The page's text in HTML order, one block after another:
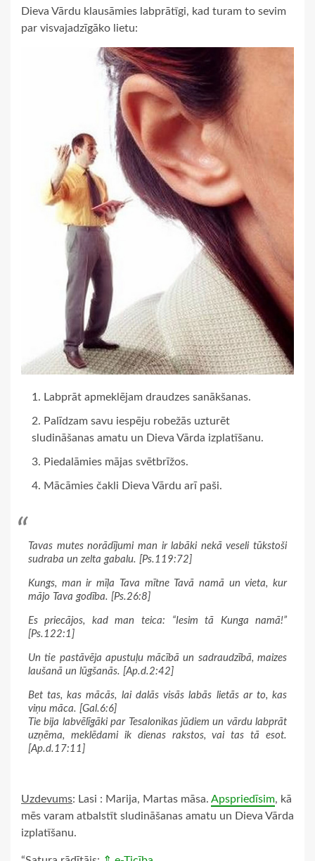
Dieva Vārdu klausāmies labprātīgi, kad turam to sevim
par visvajadzīgāko lietu:
Labprāt apmeklējam draudzes sanākšanas.
Palīdzam savu iespēju robežās uzturēt
sludināšanas amatu un Dieva Vārda izplatīšanu.
Piedalāmies mājas svētbrīžos.
Mācāmies čakli Dieva Vārdu arī paši.
Tavas mutes norādījumi man ir labāki nekā veseli tūkstoši
sudraba un zelta gabalu. [Ps.119:72]
Kungs, man ir mīļa Tava mītne Tavā namā un vieta, kur
mājo Tava godība. [Ps.26:8]
Es priecājos, kad man teica: “Iesim tā Kunga namā!”
[Ps.122:1]
Un tie pastāvēja apustuļu mācībā un sadraudzībā, maizes
laušanā un lūgšanās. [Ap.d.2:42]
Bet tas, kas mācās, lai dalās visās labās lietās ar to, kas
viņu māca. [Gal.6:6]
Tie bija labvēlīgāki par Tesalonikas jūdiem un vārdu labprāt
uzņēma, meklēdami ik dienas rakstos, vai tas tā esot.
[Ap.d.17:11]
Uzdevums: Lasi : Marija, Martas māsa. Apspriedīsim, kā
mēs varam atbalstīt sludināšanas amatu un Dieva Vārda
izplatīšanu.